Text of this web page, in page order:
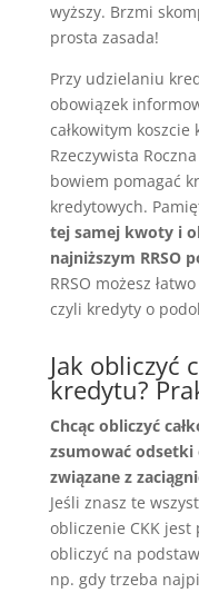
wyższy. Brzmi
prosta zasada!
Przy udzielaniu
obowiązek
całkowitym koszcie
Rzeczywista
bowiem pomagać
kredytowych.
tej samej kwoty i
najniższym RRSO
RRSO możesz
czyli kredyty o
Jak obliczyć
kredytu?
Chcąc obliczyć
zsumować odsetki
związane z
Jeśli znasz te
obliczenie CKK
obliczyć na
np. gdy trzeba